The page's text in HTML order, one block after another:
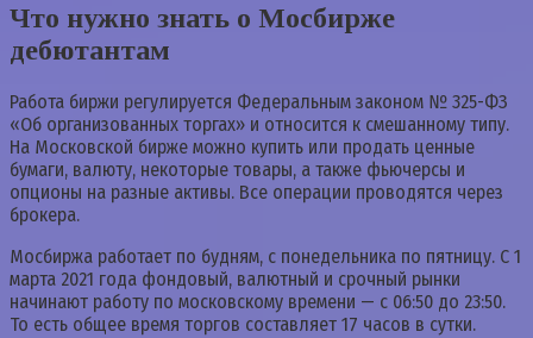
Что нужно знать о Мосбирже
дебютантам
Работа биржи регулируется Федеральным законом № 325-ФЗ
«Об организованных торгах» и относится к смешанному типу.
На Московской бирже можно купить или продать ценные
бумаги, валюту, некоторые товары, а также фьючерсы и
опционы на разные активы. Все операции проводятся через
брокера.
Мосбиржа работает по будням, с понедельника по пятницу. С 1
марта 2021 года фондовый, валютный и срочный рынки
начинают работу по московскому времени — с 06:50 до 23:50.
То есть общее время торгов составляет 17 часов в сутки.